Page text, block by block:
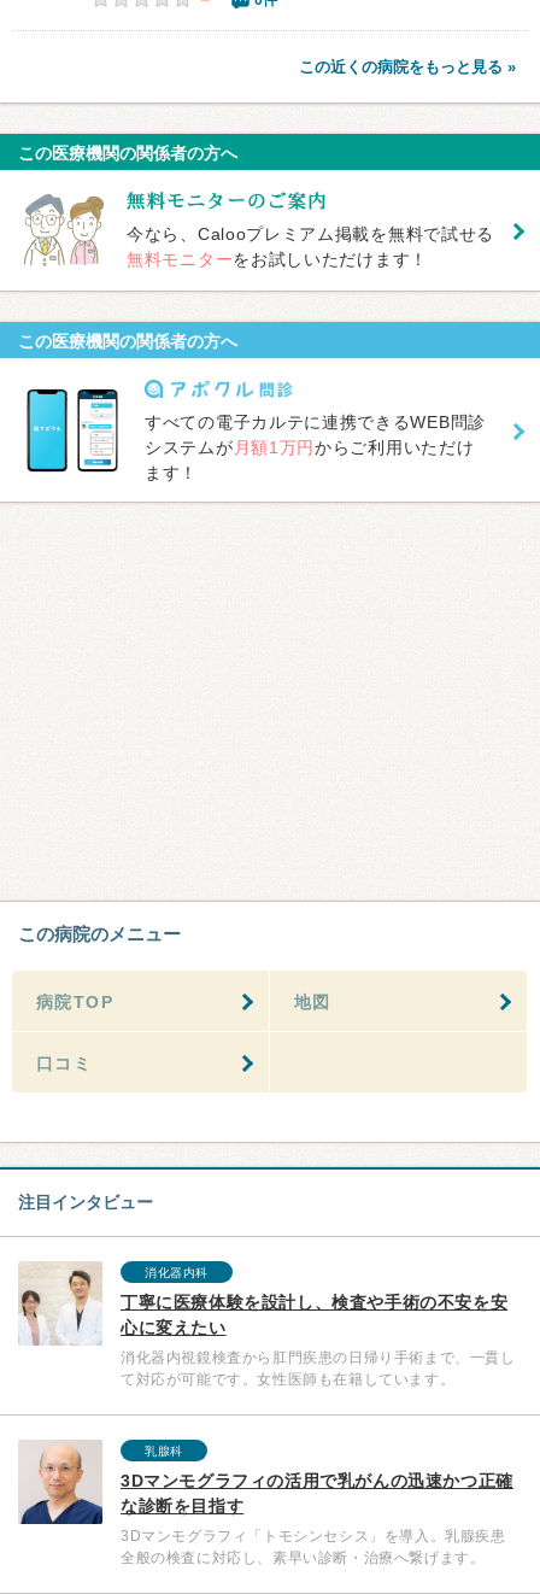
この近くの病院をもっと見る »
この医療機関の関係者の方へ
今なら、Calooプレミアム掲載を無料で試せる
無料モニターをお試しいただけます！
この医療機関の関係者の方へ
すべての電子カルテに連携できるWEB問診
システムが 月額1万円からご利用いただけ
ます！
この病院のメニュー
病院TOP 地図
口コミ
注目インタビュー
消化器内科
丁寧に医療体験を設計し、検査や手術の不安を安
心に変えたい
消化器内視鏡検査から肛門疾患の日帰り手術まで、一貫し
て対応が可能です。女性医師も在籍しています。
乳腺科
3Dマンモグラフィの活用で乳がんの迅速かつ正確
な診断を目指す
3Dマンモグラフィ「トモシンセシス」を導入。乳腺疾患
全般の検査に対応し、素早い診断・治療へ繋げます。